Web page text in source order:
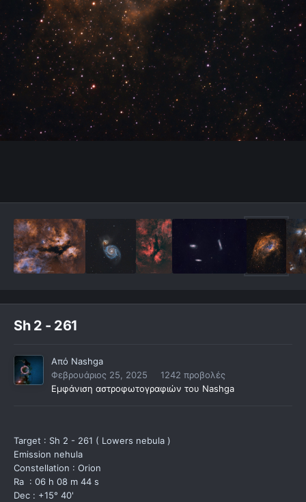
Sh 2 - 261
Από Nashga
Φεβρουάριος 25, 2025
1242 προβολές
Εμφάνιση αστροφωτογραφιών του Nashga
Target : Sh 2 - 261 ( Lowers nebula )
Emission nehula
Constellation : Orion
Ra : 06 h 08 m 44 s
Dec : +15° 40'